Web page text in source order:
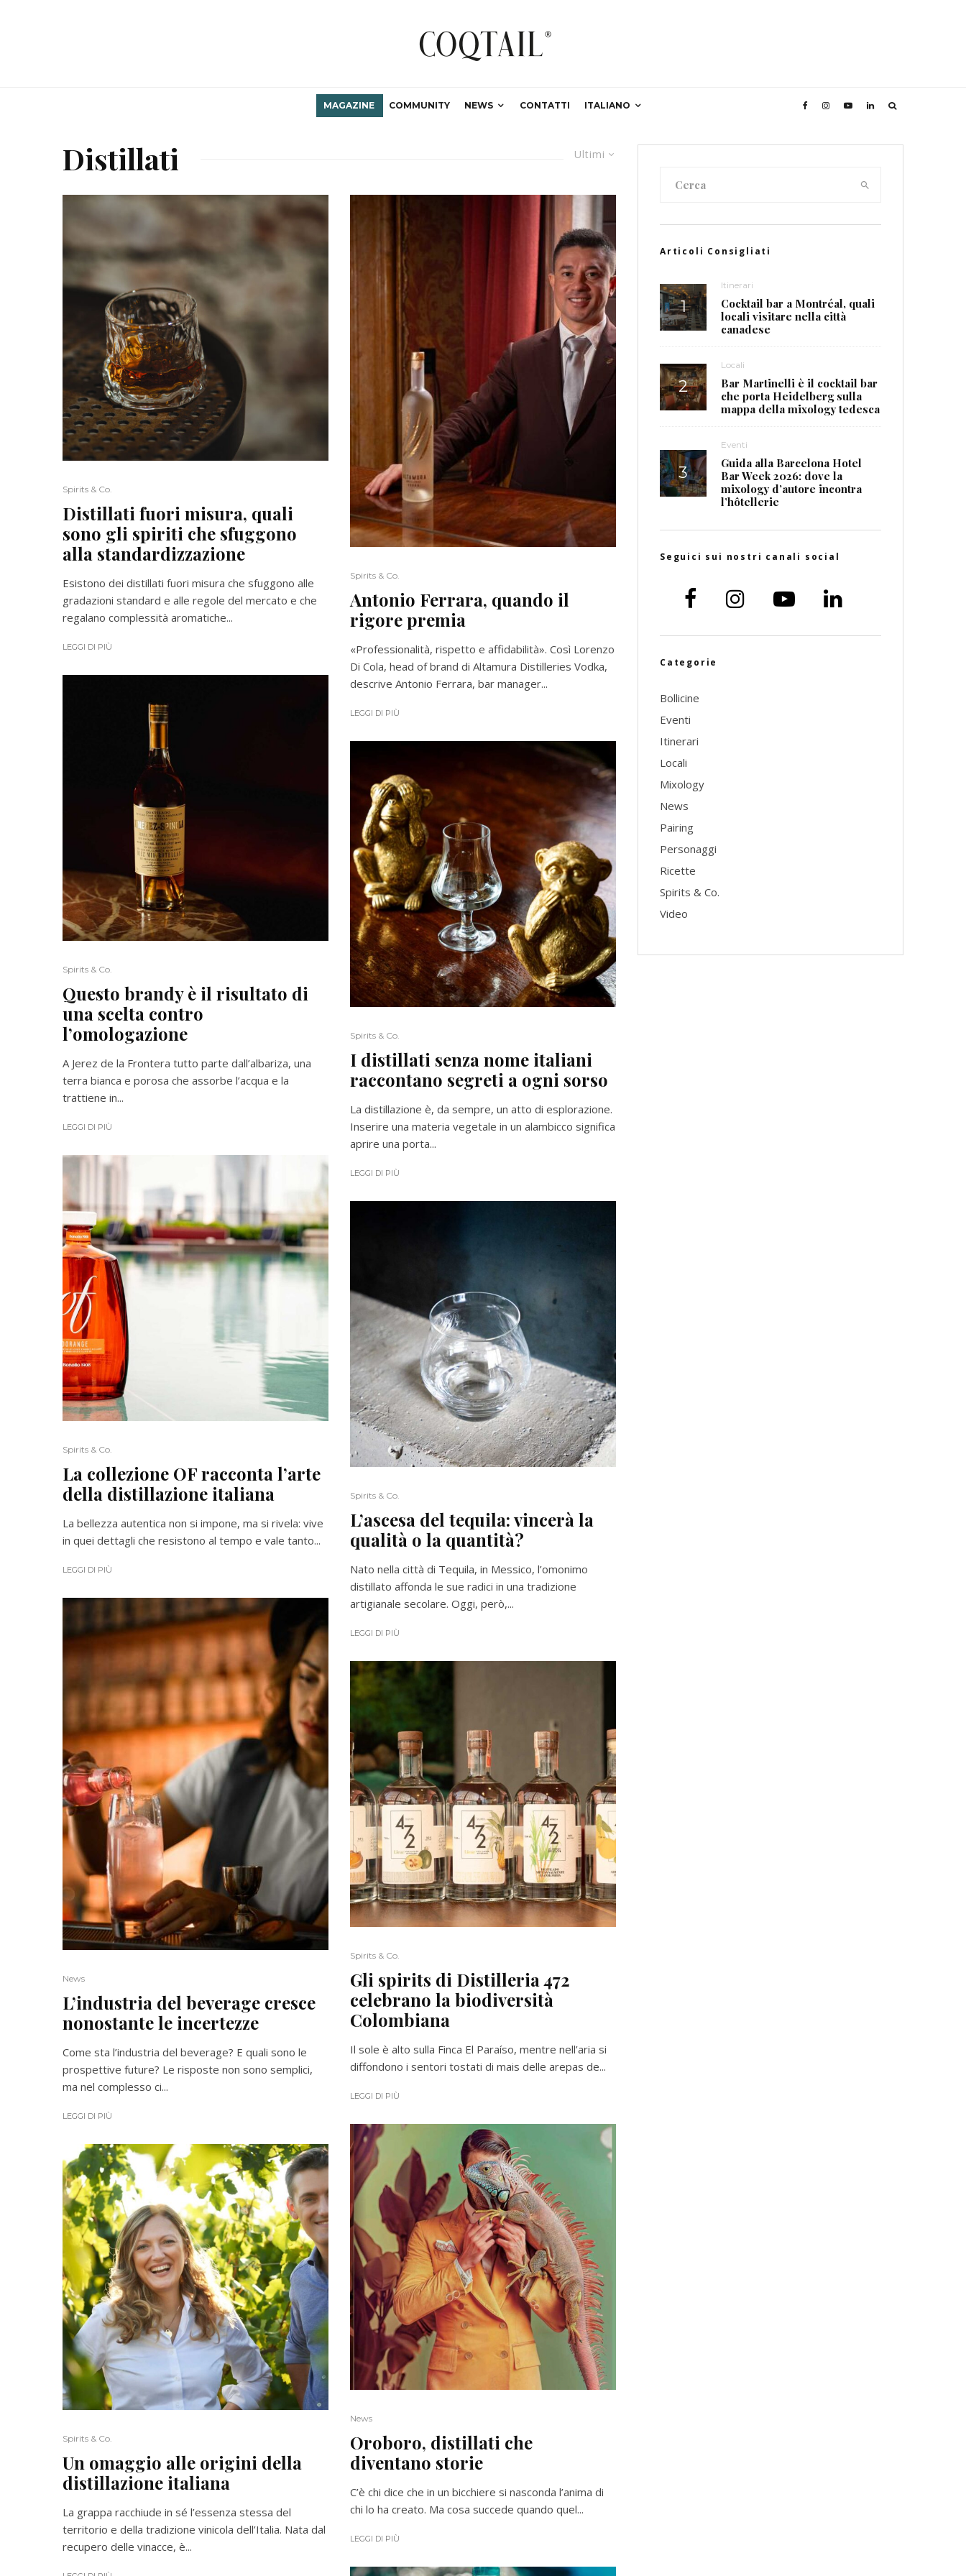
MAGAZINE COMMUNITY NEWS CONTATTI ITALIANO
Ultimi
Distillati
Spirits & Co.
Distillati fuori misura, quali
sono gli spiriti che sfuggono
alla standardizzazione
Esistono dei distillati fuori misura che sfuggono alle
gradazioni standard e alle regole del mercato e che
regalano complessità aromatiche...
LEGGI DI PIÙ
Spirits & Co.
Questo brandy è il risultato di
una scelta contro
l’omologazione
A Jerez de la Frontera tutto parte dall’albariza, una
terra bianca e porosa che assorbe l’acqua e la
trattiene in...
LEGGI DI PIÙ
Spirits & Co.
La collezione OF racconta l’arte
della distillazione italiana
La bellezza autentica non si impone, ma si rivela: vive
in quei dettagli che resistono al tempo e vale tanto...
LEGGI DI PIÙ
News
L’industria del beverage cresce
nonostante le incertezze
Come sta l’industria del beverage? E quali sono le
prospettive future? Le risposte non sono semplici,
ma nel complesso ci...
LEGGI DI PIÙ
Spirits & Co.
Un omaggio alle origini della
distillazione italiana
La grappa racchiude in sé l’essenza stessa del
territorio e della tradizione vinicola dell’Italia. Nata dal
recupero delle vinacce, è...
Spirits & Co.
Antonio Ferrara, quando il
rigore premia
«Professionalità, rispetto e affidabilità». Così Lorenzo
Di Cola, head of brand di Altamura Distilleries Vodka,
descrive Antonio Ferrara, bar manager...
LEGGI DI PIÙ
Spirits & Co.
I distillati senza nome italiani
raccontano segreti a ogni sorso
La distillazione è, da sempre, un atto di esplorazione.
Inserire una materia vegetale in un alambicco significa
aprire una porta...
LEGGI DI PIÙ
Spirits & Co.
L’ascesa del tequila: vincerà la
qualità o la quantità?
Nato nella città di Tequila, in Messico, l’omonimo
distillato affonda le sue radici in una tradizione
artigianale secolare. Oggi, però,...
LEGGI DI PIÙ
Spirits & Co.
Gli spirits di Distilleria 472
celebrano la biodiversità
Colombiana
Il sole è alto sulla Finca El Paraíso, mentre nell’aria si
diffondono i sentori tostati di mais delle arepas de...
LEGGI DI PIÙ
News
Oroboro, distillati che
diventano storie
C’è chi dice che in un bicchiere si nasconda l’anima di
chi lo ha creato. Ma cosa succede quando quel...
LEGGI DI PIÙ
Articoli Consigliati
Itinerari
Cocktail bar a Montréal, quali
locali visitare nella città
canadese
Locali
Bar Martinelli è il cocktail bar
che porta Heidelberg sulla
mappa della mixology tedesca
Eventi
Guida alla Barcelona Hotel
Bar Week 2026: dove la
mixology d’autore incontra
l’hôtellerie
Seguici sui nostri canali social
Categorie
Bollicine
Eventi
Itinerari
Locali
Mixology
News
Pairing
Personaggi
Ricette
Spirits & Co.
Video